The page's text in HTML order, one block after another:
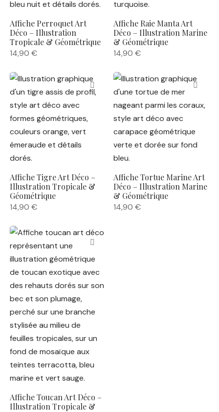
Affiche Perroquet Art
Déco – Illustration
Tropicale & Géométrique
14,90 €
Affiche Raie Manta Art
Déco – Illustration Marine
& Géométrique
14,90 €
Affiche Tigre Art Déco –
Illustration Tropicale &
Géométrique
14,90 €
Affiche Tortue Marine Art
Déco – Illustration Marine
& Géométrique
14,90 €
Affiche Toucan Art Déco –
Illustration Tropicale &